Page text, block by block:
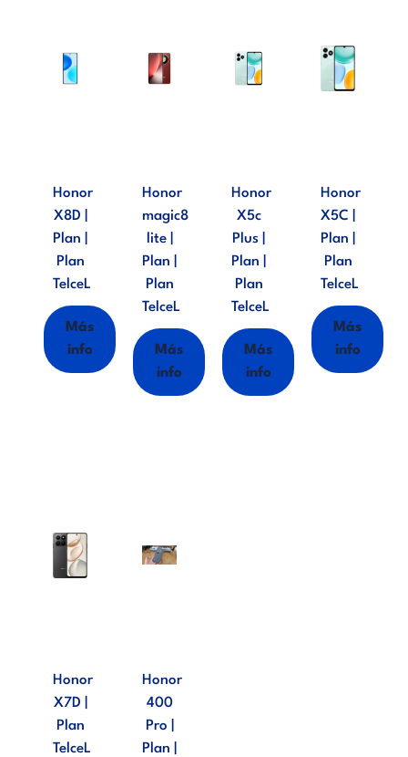
Honor
X8D |
Plan |
Plan
TelceL
Más
info
Honor
magic8
lite |
Plan |
Plan
TelceL
Más
info
Honor
X5c
Plus |
Plan |
Plan
TelceL
Más
info
Honor
X5C |
Plan |
Plan
TelceL
Más
info
Honor
X7D |
Plan
TelceL
Honor
400
Pro |
Plan |